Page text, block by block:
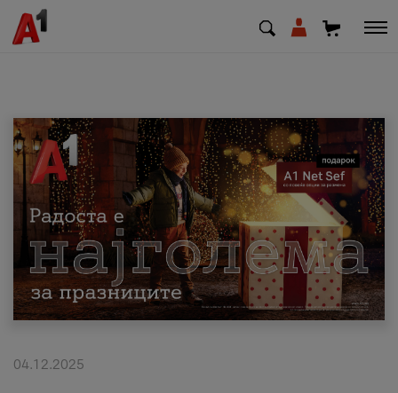
МК EN SQ
Приватни Деловни
Поддршка
Надополни кредит
04.12.2025